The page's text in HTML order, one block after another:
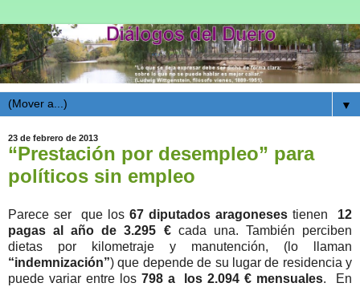
▼
23 de febrero de 2013
“Prestación por desempleo” para
políticos sin empleo
Parece ser que los 67 diputados aragoneses tienen 12
pagas al año de 3.295 €cada una. También perciben
dietas por kilometraje y manutención, (lo llaman
“indemnización”) que depende de su lugar de residencia y
puede variar entre los798 a los 2.094 € mensuales. En